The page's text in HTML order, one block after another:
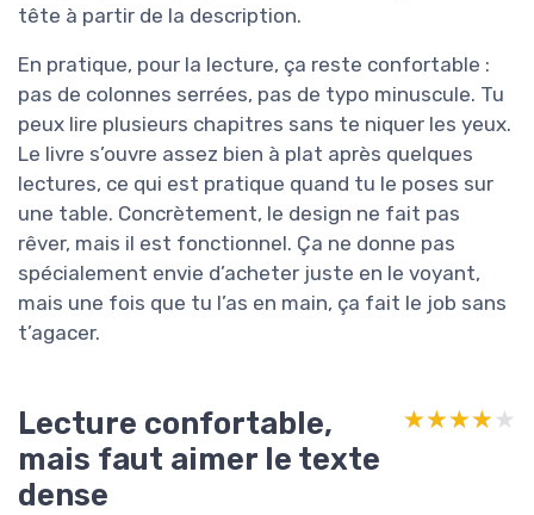
tête à partir de la description.
En pratique, pour la lecture, ça reste confortable :
pas de colonnes serrées, pas de typo minuscule. Tu
peux lire plusieurs chapitres sans te niquer les yeux.
Le livre s’ouvre assez bien à plat après quelques
lectures, ce qui est pratique quand tu le poses sur
une table. Concrètement, le design ne fait pas
rêver, mais il est fonctionnel. Ça ne donne pas
spécialement envie d’acheter juste en le voyant,
mais une fois que tu l’as en main, ça fait le job sans
t’agacer.
Lecture confortable,
mais faut aimer le texte
dense
★★★★★
★★★★★